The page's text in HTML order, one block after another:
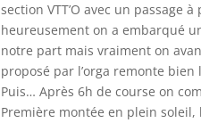
section VTT’O avec un
heureusement on a embarqué
notre part mais vraiment on
proposé par l’orga remonte bien
Puis… Après 6h de course on
Première montée en plein